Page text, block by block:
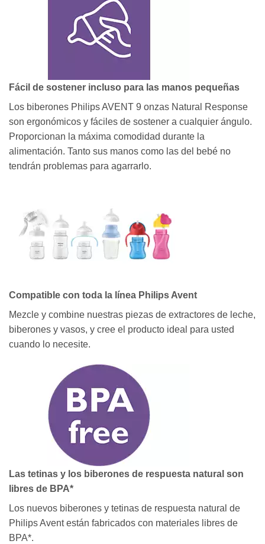
Fácil de sostener incluso para las manos pequeñas
Los biberones Philips AVENT 9 onzas Natural Response
son ergonómicos y fáciles de sostener a cualquier ángulo.
Proporcionan la máxima comodidad durante la
alimentación. Tanto sus manos como las del bebé no
tendrán problemas para agarrarlo.
Compatible con toda la línea Philips Avent
Mezcle y combine nuestras piezas de extractores de leche,
biberones y vasos, y cree el producto ideal para usted
cuando lo necesite.
Las tetinas y los biberones de respuesta natural son
libres de BPA*
Los nuevos biberones y tetinas de respuesta natural de
Philips Avent están fabricados con materiales libres de
BPA*.